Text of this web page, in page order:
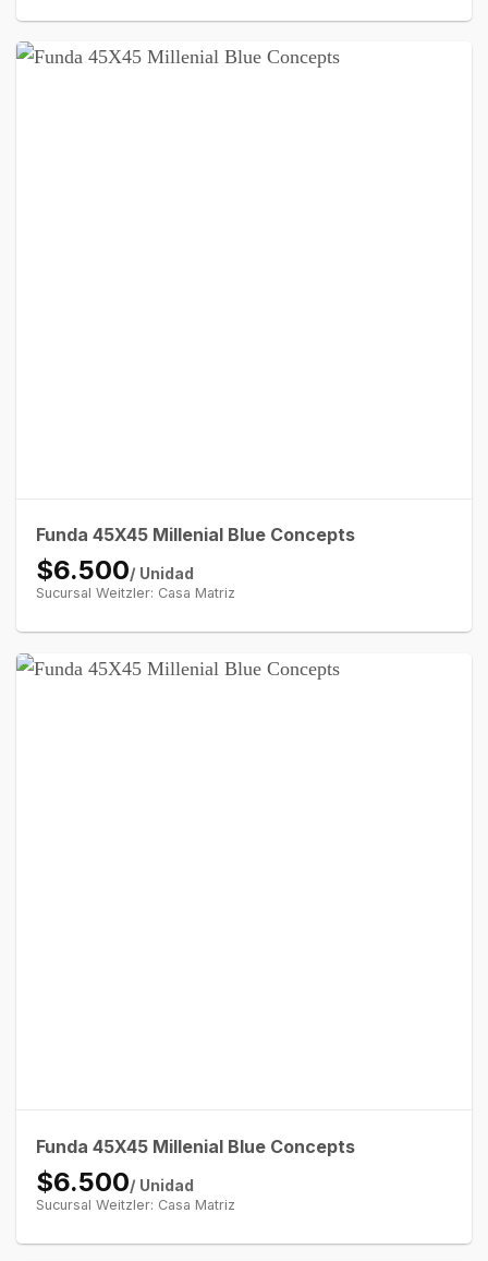
Funda 45X45 Millenial Blue Concepts
$6.500/ Unidad
Sucursal Weitzler: Casa Matriz
Funda 45X45 Millenial Blue Concepts
$6.500/ Unidad
Sucursal Weitzler: Casa Matriz